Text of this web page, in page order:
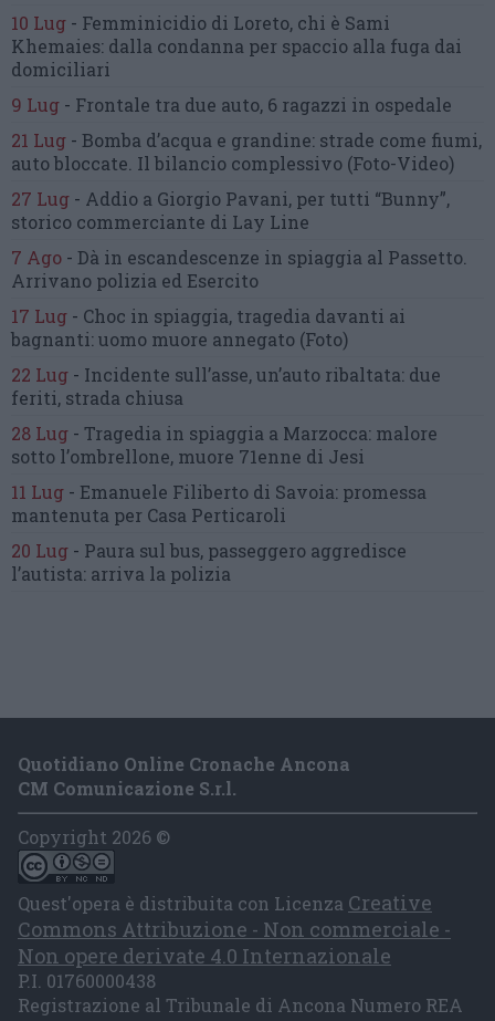
10 Lug - Femminicidio di Loreto, chi è Sami
Khemaies: dalla condanna per spaccio alla fuga dai
domiciliari
9 Lug - Frontale tra due auto, 6 ragazzi in ospedale
21 Lug - Bomba d’acqua e grandine: strade come fiumi,
auto bloccate. Il bilancio complessivo (Foto-Video)
27 Lug - Addio a Giorgio Pavani, per tutti “Bunny”,
storico commerciante di Lay Line
7 Ago - Dà in escandescenze in spiaggia al Passetto.
Arrivano polizia ed Esercito
17 Lug - Choc in spiaggia, tragedia davanti ai
bagnanti:uomo muore annegato (Foto)
22 Lug - Incidente sull’asse, un’auto ribaltata: due
feriti, strada chiusa
28 Lug - Tragedia in spiaggia a Marzocca: malore
sotto l’ombrellone, muore 71enne di Jesi
11 Lug - Emanuele Filiberto di Savoia: promessa
mantenuta per Casa Perticaroli
20 Lug - Paura sul bus, passeggero aggredisce
l’autista: arriva la polizia
Quotidiano Online Cronache Ancona
CM Comunicazione S.r.l.
Copyright 2026 ©
Quest'opera è distribuita con Licenza Creative
Commons Attribuzione - Non commerciale -
Non opere derivate 4.0 Internazionale
P.I. 01760000438
Registrazione al Tribunale di Ancona Numero REA